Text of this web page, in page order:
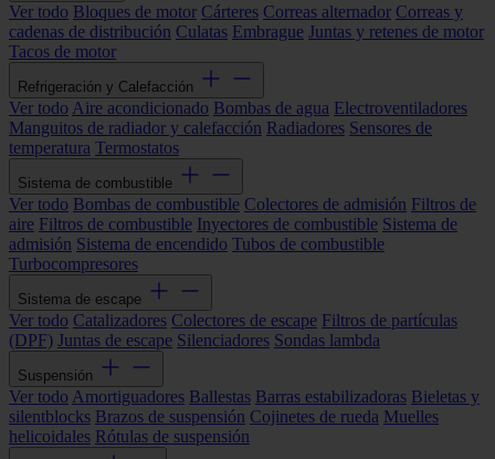
Ver todo Bloques de motor Cárteres Correas alternador Correas y
cadenas de distribución Culatas Embrague Juntas y retenes de motor
Tacos de motor
Refrigeración y Calefacción
Ver todo Aire acondicionado Bombas de agua Electroventiladores
Manguitos de radiador y calefacción Radiadores Sensores de
temperatura Termostatos
Sistema de combustible
Ver todo Bombas de combustible Colectores de admisión Filtros de
aire Filtros de combustible Inyectores de combustible Sistema de
admisión Sistema de encendido Tubos de combustible
Turbocompresores
Sistema de escape
Ver todo Catalizadores Colectores de escape Filtros de partículas
(DPF) Juntas de escape Silenciadores Sondas lambda
Suspensión
Ver todo Amortiguadores Ballestas Barras estabilizadoras Bieletas y
silentblocks Brazos de suspensión Cojinetes de rueda Muelles
helicoidales Rótulas de suspensión